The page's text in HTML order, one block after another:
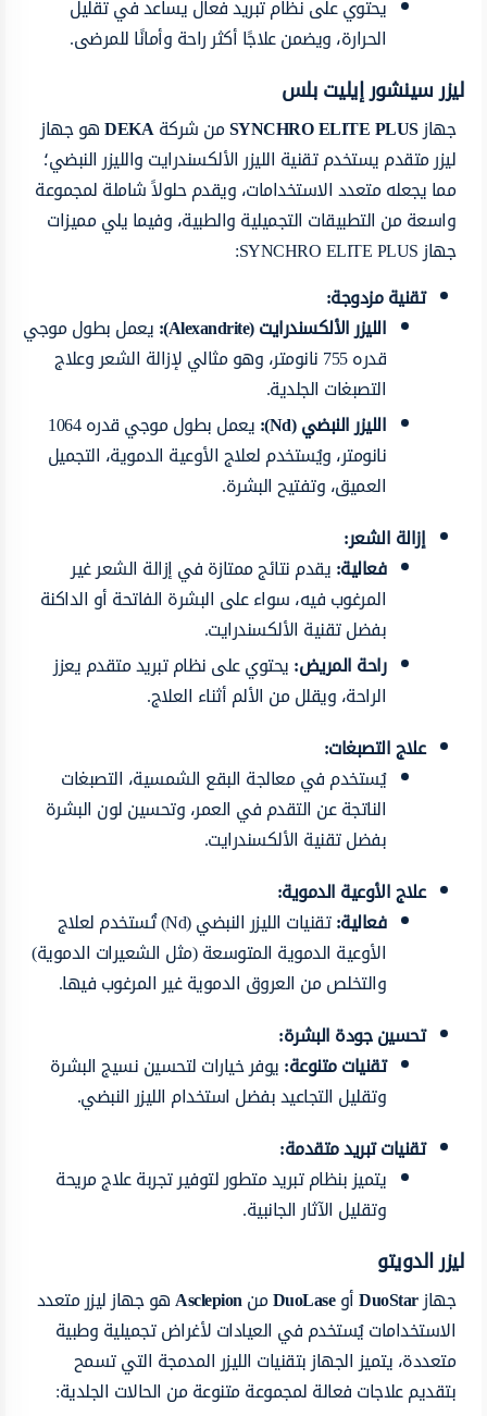
يحتوي على نظام تبريد فعال يساعد في تقليل
الحرارة، ويضمن علاجًا أكثر راحة وأمانًا للمرضى.
ليزر سينشور إيليت بلس
جهازSYNCHRO ELITE PLUSمن شركةDEKAهو جهاز
ليزر متقدم يستخدم تقنية الليزر الألكسندرايت والليزر النبضي؛
مما يجعله متعدد الاستخدامات، ويقدم حلولاً شاملة لمجموعة
واسعة من التطبيقات التجميلية والطبية، وفيما يلي مميزات
جهاز SYNCHRO ELITE PLUS:
تقنية مزدوجة:
الليزر الألكسندرايت (Alexandrite):
يعمل بطول موجي
قدره 755 نانومتر، وهو مثالي لإزالة الشعر وعلاج
التصبغات الجلدية.
الليزر النبضي (Nd
):
يعمل بطول موجي قدره 1064
نانومتر، ويُستخدم لعلاج الأوعية الدموية، التجميل
العميق، وتفتيح البشرة.
إزالة الشعر:
فعالية:يقدم نتائج ممتازة في إزالة الشعر غير
المرغوب فيه، سواء على البشرة الفاتحة أو الداكنة
بفضل تقنية الألكسندرايت.
راحة المريض:يحتوي على نظام تبريد متقدم يعزز
الراحة، ويقلل من الألم أثناء العلاج.
علاج التصبغات:
يُستخدم في معالجة البقع الشمسية، التصبغات
الناتجة عن التقدم في العمر، وتحسين لون البشرة
بفضل تقنية الألكسندرايت.
علاج الأوعية الدموية:
فعالية:
تقنيات الليزر النبضي (Nd) تُستخدم لعلاج
الأوعية الدموية المتوسعة (مثل الشعيرات الدموية)
والتخلص من العروق الدموية غير المرغوب فيها.
تحسين جودة البشرة:
تقنيات متنوعة:يوفر خيارات لتحسين نسيج البشرة
وتقليل التجاعيد بفضل استخدام الليزر النبضي.
تقنيات تبريد متقدمة:
يتميز بنظام تبريد متطور لتوفير تجربة علاج مريحة
وتقليل الآثار الجانبية.
ليزر الدويتو
جهازDuoStarأوDuoLaseمنAsclepionهو جهاز ليزر متعدد
الاستخدامات يُستخدم في العيادات لأغراض تجميلية وطبية
متعددة، يتميز الجهاز بتقنيات الليزر المدمجة التي تسمح
بتقديم علاجات فعالة لمجموعة متنوعة من الحالات الجلدية: